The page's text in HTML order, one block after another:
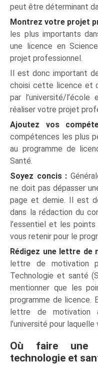
peut être déterminant
Montrez votre projet
les plus importants
une licence en
projet professionnel.
Il est donc important
choisi cette licence et
par l’université/
réaliser votre projet
Ajoutez vos
compétences les plus
au programme de
Santé.
Soyez concis :
ne doit pas dépasser
page et demie. Il est
dans la rédaction du
l’essentiel et les
vous retenir pour le
Rédigez une lettre de
lettre de motivation
Technologie et santé
mentionner que les
programme de licence.
lettre de motivation
l’université pour
Où faire une
technologie et